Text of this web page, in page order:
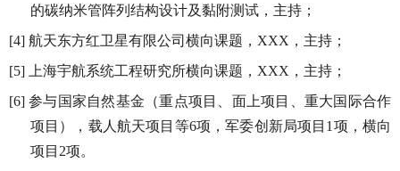
的碳纳米管阵列结构设计及黏附测试，主持；
[4] 航天东方红卫星有限公司横向课题， XXX ，主持；
[5] 上海宇航系统工程研究所横向课题， XXX ，主持；
[6]参与国家自然基金（重点项目、面上项目、重大国际合作
项目），载人航天项目等6项，军委创新局项目 1 项，横向
项目 2项。